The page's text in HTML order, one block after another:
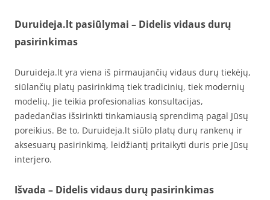
Duruideja.lt pasiūlymai – Didelis vidaus durų
pasirinkimas
Duruideja.lt yra viena iš pirmaujančių vidaus durų tiekėjų,
siūlančių platų pasirinkimą tiek tradicinių, tiek modernių
modelių. Jie teikia profesionalias konsultacijas,
padedančias išsirinkti tinkamiausią sprendimą pagal Jūsų
poreikius. Be to, Duruideja.lt siūlo platų durų rankenų ir
aksesuarų pasirinkimą, leidžiantį pritaikyti duris prie Jūsų
interjero.
Išvada – Didelis vidaus durų pasirinkimas